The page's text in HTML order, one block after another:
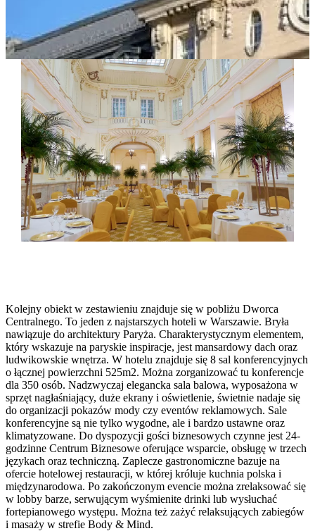
Kolejny obiekt w zestawieniu znajduje się w pobliżu Dworca
Centralnego. To jeden z najstarszych hoteli w Warszawie. Bryła
nawiązuje do architektury Paryża. Charakterystycznym elementem,
który wskazuje na paryskie inspiracje, jest mansardowy dach oraz
ludwikowskie wnętrza. W hotelu znajduje się 8 sal konferencyjnych
o łącznej powierzchni 525m2. Można zorganizować tu konferencje
dla 350 osób. Nadzwyczaj elegancka sala balowa, wyposażona w
sprzęt nagłaśniający, duże ekrany i oświetlenie, świetnie nadaje się
do organizacji pokazów mody czy eventów reklamowych. Sale
konferencyjne są nie tylko wygodne, ale i bardzo ustawne oraz
klimatyzowane. Do dyspozycji gości biznesowych czynne jest 24-
godzinne Centrum Biznesowe oferujące wsparcie, obsługę w trzech
językach oraz techniczną. Zaplecze gastronomiczne bazuje na
ofercie hotelowej restauracji, w której króluje kuchnia polska i
międzynarodowa. Po zakończonym evencie można zrelaksować się
w lobby barze, serwującym wyśmienite drinki lub wysłuchać
fortepianowego występu. Można też zażyć relaksujących zabiegów
i masaży w strefie Body & Mind.